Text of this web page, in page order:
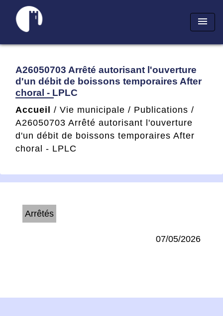
menu
A26050703 Arrêté autorisant l'ouverture
d'un débit de boissons temporaires After
choral - LPLC
Accueil / Vie municipale / Publications /
A26050703 Arrêté autorisant l'ouverture
d'un débit de boissons temporaires After
choral - LPLC
Arrêtés
07/05/2026